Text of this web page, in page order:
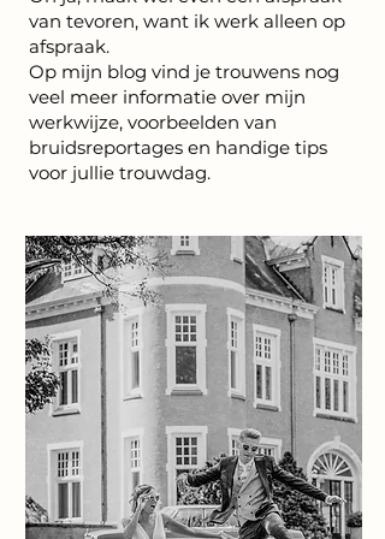
van tevoren, want ik werk alleen op
afspraak.
Op mijn blog vind je trouwens nog
veel meer informatie over mijn
werkwijze, voorbeelden van
bruidsreportages en handige tips
voor jullie trouwdag.